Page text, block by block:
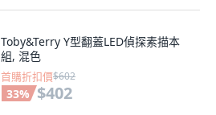
Toby&Terry Y型翻蓋LED偵探素描本
組, 混色
首購折扣價$602
33% $402